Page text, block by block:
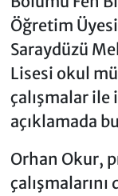
Öğretim
Saraydüzü
Lisesi okul
çalışmalar
açıklamada
Orhan Okur,
çalışmalarını